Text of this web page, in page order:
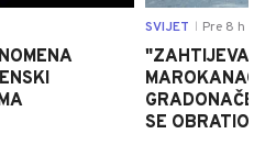
SVIJET Pre 8 h
SE